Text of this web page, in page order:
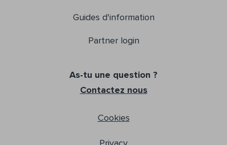
Guides d'information
Partner login
As-tu une question ?
Contactez nous
Cookies